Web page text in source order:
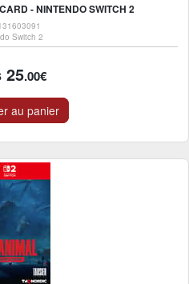
- NINTENDO SWITCH 2
Switch 2
25.00€
au panier